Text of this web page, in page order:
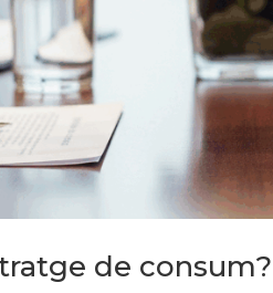
de consum?